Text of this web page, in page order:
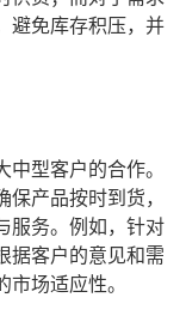
避免库存积压，并
型客户的合作。
产品按时到货，
服务。例如，针对
据客户的意见和需
场适应性。